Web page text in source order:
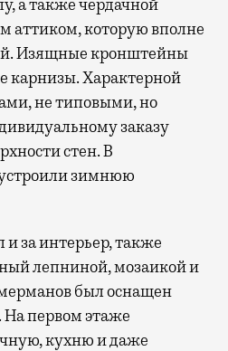
а также чердачной
аттиком, которую вполне
Изящные кронштейны
карнизы. Характерной
не типовыми, но
заказу
стен. В
зимнюю
и за интерьер, также
лепниной, мозаикой и
был оснащен
первом этаже
кухню и даже